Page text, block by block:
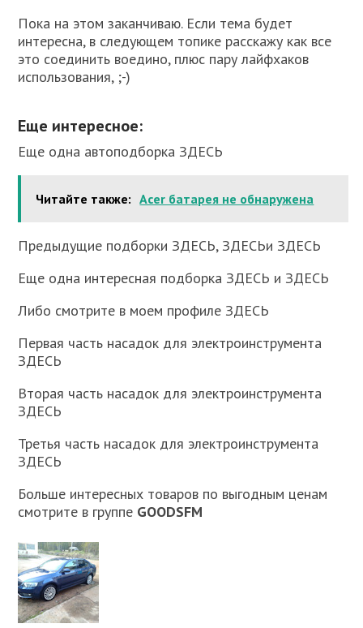
Пока на этом заканчиваю. Если тема будет
интересна, в следующем топике расскажу как все
это соединить воедино, плюс пару лайфхаков
использования, ;-)
Еще интересное:
Еще одна автоподборка ЗДЕСЬ
Читайте также: Acer батарея не обнаружена
Предыдущие подборки ЗДЕСЬ, ЗДЕСЬи ЗДЕСЬ
Еще одна интересная подборка ЗДЕСЬ и ЗДЕСЬ
Либо смотрите в моем профиле ЗДЕСЬ
Первая часть насадок для электроинструмента
ЗДЕСЬ
Вторая часть насадок для электроинструмента
ЗДЕСЬ
Третья часть насадок для электроинструмента
ЗДЕСЬ
Больше интересных товаров по выгодным ценам
смотрите в группе GOODSFM